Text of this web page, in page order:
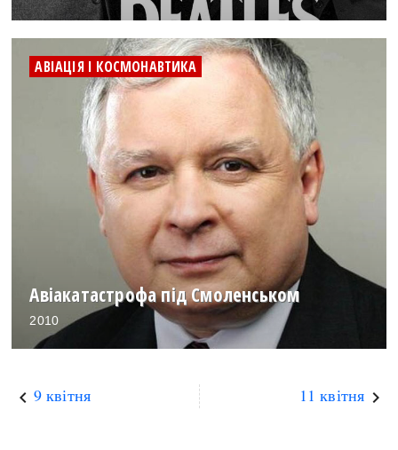
АВІАЦІЯ І КОСМОНАВТИКА
Авіакатастрофа під Смоленськом
2010
keyboard_arrow_left 9 квітня 11 квітня keyboard_arrow_right